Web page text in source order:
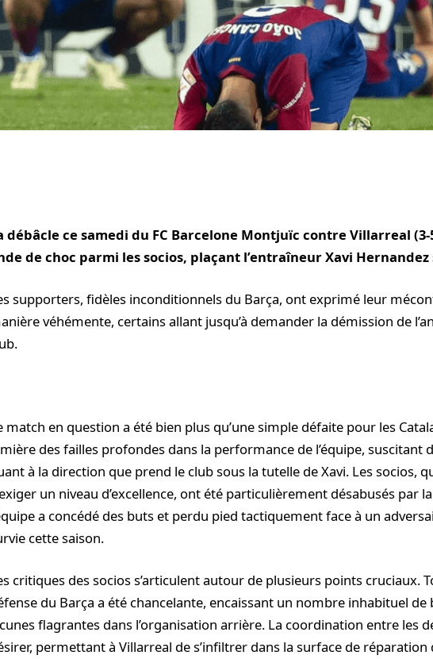
débâcle ce samedi du FC Barcelone Montjuïc contre Villarreal
de choc parmi les socios, plaçant l’entraîneur Xavi
supporters, fidèles inconditionnels du Barça, ont exprimé leur
véhémente, certains allant jusqu’à demander la démission de
match en question a été bien plus qu’une simple défaite pour les
des failles profondes dans la performance de l’équipe, suscitant
à la direction que prend le club sous la tutelle de Xavi. Les socios,
un niveau d’excellence, ont été particulièrement désabusés par
a concédé des buts et perdu pied tactiquement face à un
cette saison.
critiques des socios s’articulent autour de plusieurs points cruciaux.
du Barça a été chancelante, encaissant un nombre inhabituel de
flagrantes dans l’organisation arrière. La coordination entre les
permettant à Villarreal de s’infiltrer dans la surface de réparation